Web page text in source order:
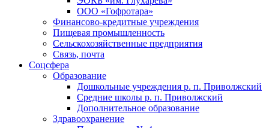
ООО «Гофротара»
Финансово-кредитные учреждения
Пищевая промышленность
Сельскохозяйственные предприятия
Связь, почта
Соцсфера
Образование
Дошкольные учреждения р. п. Приволжский
Средние школы р. п. Приволжский
Дополнительное образование
Здравоохранение